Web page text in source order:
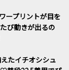
ープリントが目を
び動きが出るの
たイチオシシュ